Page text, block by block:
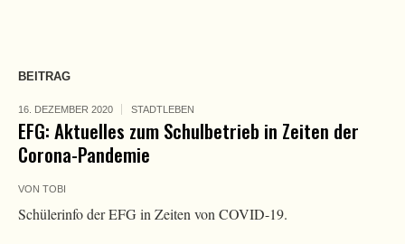
BEITRAG
16. DEZEMBER 2020 STADTLEBEN
EFG: Aktuelles zum Schulbetrieb in Zeiten der
Corona-Pandemie
VON TOBI
Schülerinfo der EFG in Zeiten von COVID-19.